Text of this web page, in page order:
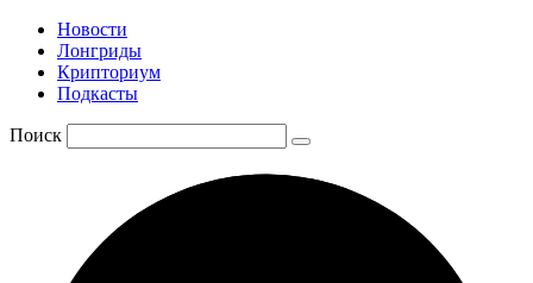
Новости
Лонгриды
Крипториум
Подкасты
Поиск